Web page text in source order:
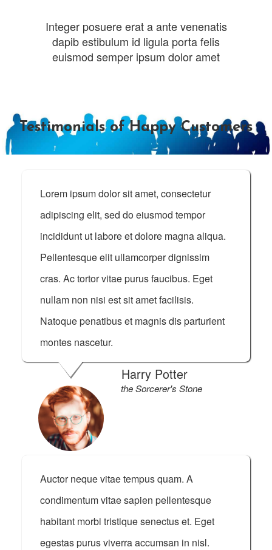
Integer posuere erat a ante venenatis
dapib estibulum id ligula porta felis
euismod semper ipsum dolor amet
Testimonials of Happy Customers
Lorem ipsum dolor sit amet, consectetur
adipiscing elit, sed do eiusmod tempor
incididunt ut labore et dolore magna aliqua.
Pellentesque elit ullamcorper dignissim
cras. Ac tortor vitae purus faucibus. Eget
nullam non nisi est sit amet facilisis.
Natoque penatibus et magnis dis parturient
montes nascetur.
Harry Potter
the Sorcerer's Stone
Auctor neque vitae tempus quam. A
condimentum vitae sapien pellentesque
habitant morbi tristique senectus et. Eget
egestas purus viverra accumsan in nisl.